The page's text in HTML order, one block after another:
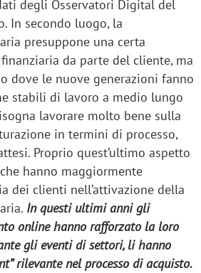
degli Osservatori Digital del
In secondo luogo, la
presuppone una certa
da parte del cliente, ma
dove le nuove generazioni fanno
stabili di lavoro a medio lungo
lavorare molto bene sulla
in termini di processo,
Proprio quest’ultimo aspetto
hanno maggiormente
dei clienti nell’attivazione della
In questi ultimi anni gli
online hanno rafforzato la loro
gli eventi di settori, li hanno
rilevante nel processo di acquisto.